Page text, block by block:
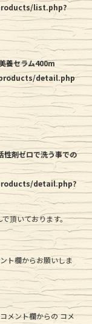
list.php?
養セラム400m
detail.php
性剤ゼロで洗う事での
detail.php?
頂いております。
ト欄からお願いしま
メント欄からの コメ